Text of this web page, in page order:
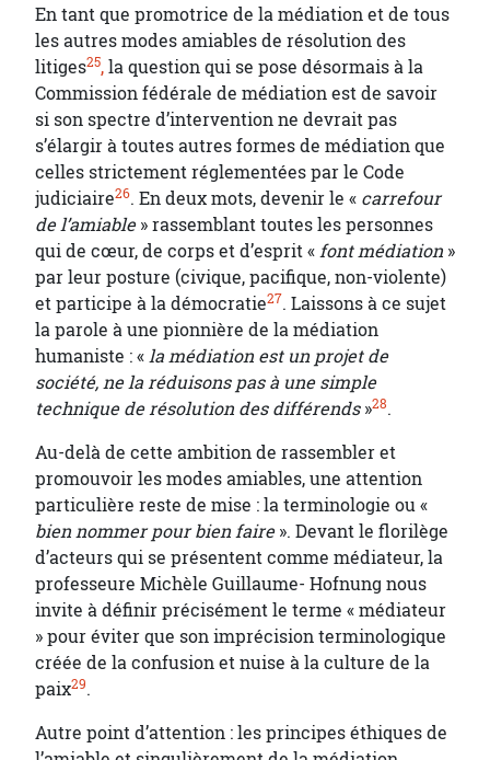
En tant que promotrice de la médiation et de tous
les autres modes amiables de résolution des
litiges25,la question qui se pose désormais à la
Commission fédérale de médiation est de savoir
si son spectre d’intervention ne devrait pas
s’élargir à toutes autres formes de médiation que
celles strictement réglementées par le Code
judiciaire26. En deux mots, devenir le « carrefour
de l’amiable» rassemblant toutes les personnes
qui de cœur, de corps et d’esprit «font médiation »
par leur posture (civique, pacifique, non-violente)
et participe à la démocratie27. Laissons à ce sujet
la parole à une pionnière de la médiation
humaniste : «la médiation est un projet de
société, ne la réduisons pas à une simple
technique de résolution des différends»28.
Au-delà de cette ambition de rassembler et
promouvoir les modes amiables, une attention
particulière reste de mise : la terminologie ou «
bien nommer pour bien faire». Devant le florilège
d’acteurs qui se présentent comme médiateur, la
professeure Michèle Guillaume- Hofnung nous
invite à définir précisément le terme « médiateur
» pour éviter que son imprécision terminologique
créée de la confusion et nuise à la culture de la
paix29.
Autre point d’attention : les principes éthiques de